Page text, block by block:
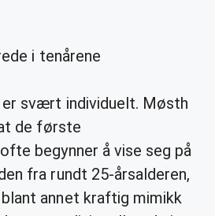
i tenårene
er svært individuelt. Møsth
de første
begynner å vise seg på
fra rundt 25-årsalderen,
blant annet kraftig mimikk